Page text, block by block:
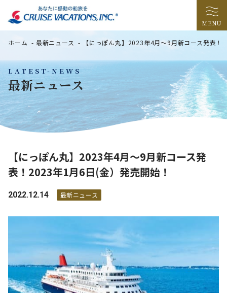
MENU
LATEST-NEWS
最新ニュース
ホーム - 最新ニュース - 【にっぽん丸】2023年4月～9月新コース発表
【にっぽん丸】2023年4月～9月新コース発
表！2023年1月6日(金）発売開始！
2022.12.14 最新ニュース